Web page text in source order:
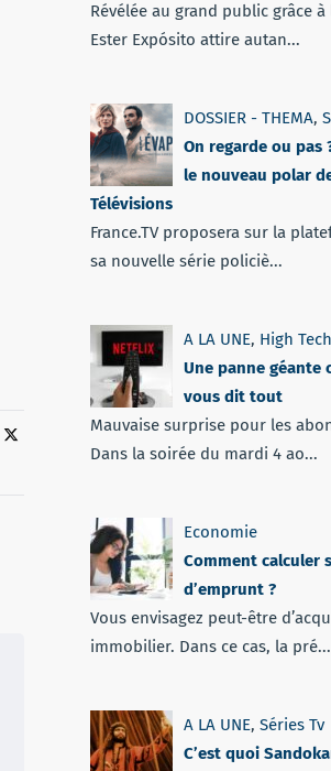
Révélée au grand public grâce à
Ester Expósito attire autan...
DOSSIER - THEMA,
On regarde ou pas
le nouveau polar
Télévisions
France.TV proposera sur la
sa nouvelle série policiè...
A LA UNE, High Tech
Une panne géante
vous dit tout
Mauvaise surprise pour les
Dans la soirée du mardi 4 ao...
Economie
Comment calculer
d’emprunt ?
Vous envisagez peut-être
immobilier. Dans ce cas, la pré...
A LA UNE, Séries Tv
C’est quoi